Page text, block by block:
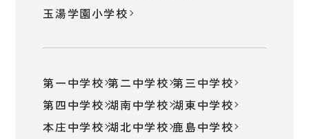
玉湯学園小学校
第一中学校 第二中学校 第三中学校
第四中学校 湖南中学校 湖東中学校
本庄中学校 湖北中学校 鹿島中学校